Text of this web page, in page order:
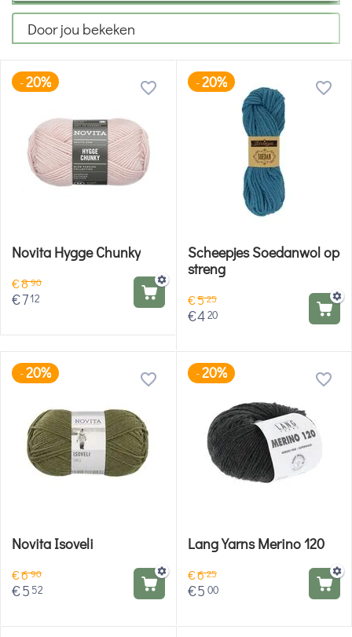
Door jou bekeken
-20%
Novita Hygge Chunky
€890
€712
-20%
Scheepjes Soedanwol op
streng
€525
€420
-20%
Novita Isoveli
€690
€5 52
-20%
Lang Yarns Merino 120
€625
€5 00